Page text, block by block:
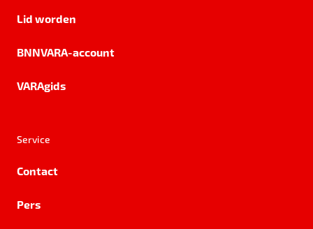
Lid worden
BNNVARA-account
VARAgids
Service
Contact
Pers